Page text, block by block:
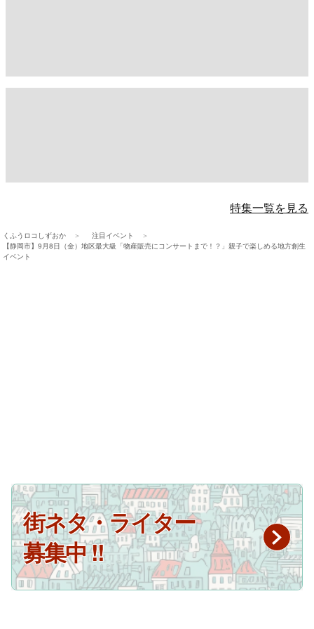
特集一覧を見る
くふうロコしずおか
注目イベント
【静岡市】9月8日（金）地区最大級「物産販売にコンサートまで！？」親子で楽しめる地方創生
イベント
街ネタ・ライター
募集中 !!